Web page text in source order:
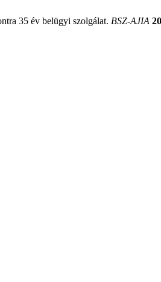
35 év belügyi szolgálat. BSZ-AJIA